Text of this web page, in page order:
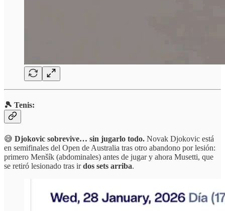
🎾 Tenis:
😅 Djokovic sobrevive… sin jugarlo todo. Novak Djokovic está
en semifinales del Open de Australia tras otro abandono por lesión:
primero Menšík (abdominales) antes de jugar y ahora Musetti, que
se retiró lesionado tras irdos sets arriba.